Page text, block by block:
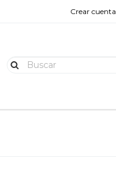
Crear cuenta